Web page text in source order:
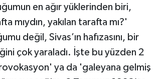
en ağır yüklerinden biri,
mıydın, yakılan tarafta mı?'
değil, Sivas’ın hafızasını, bir
çok yaraladı. İşte bu yüzden 2
ya da 'galeyana gelmiş